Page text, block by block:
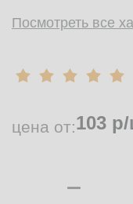
Посмотреть все
цена от:103